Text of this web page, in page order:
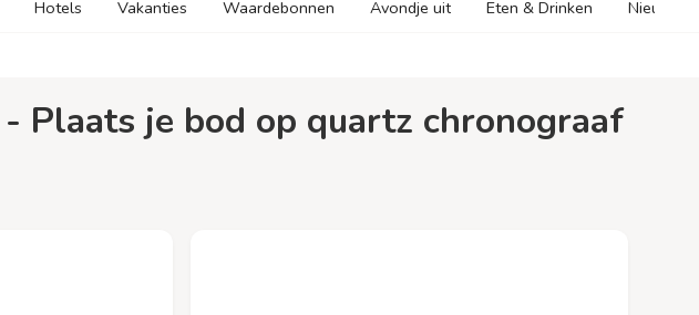
Hotels Vakanties Waardebonnen Avondje uit Eten & Drinken Nieuw